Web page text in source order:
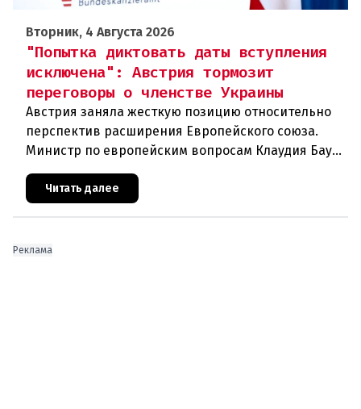
Вторник, 4 Августа 2026
"Попытка диктовать даты вступления
исключена": Австрия тормозит
переговоры о членстве Украины
Австрия заняла жесткую позицию относительно
перспектив расширения Европейского союза.
Министр по европейским вопросам Клаудия Бауэр
(ÖVP) категорически исключила возможность
ускоренного присоединения
Читать далее
Реклама